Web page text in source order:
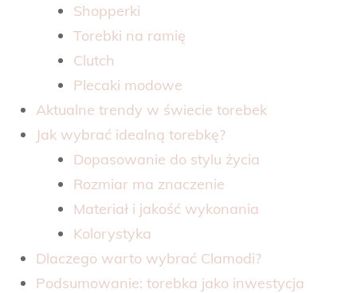
Shopperki
Torebki na ramię
Clutch
Plecaki modowe
Aktualne trendy w świecie torebek
Jak wybrać idealną torebkę?
Dopasowanie do stylu życia
Rozmiar ma znaczenie
Materiał i jakość wykonania
Kolorystyka
Dlaczego warto wybrać Clamodi?
Podsumowanie: torebka jako inwestycja